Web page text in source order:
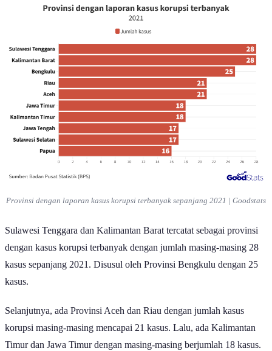
Provinsi dengan laporan kasus korupsi terbanyak sepanjang 2021 | Goodstats
Sulawesi Tenggara dan Kalimantan Barat tercatat sebagai provinsi
dengan kasus korupsi terbanyak dengan jumlah masing-masing 28
kasus sepanjang 2021. Disusul oleh Provinsi Bengkulu dengan 25
kasus.
Selanjutnya, ada Provinsi Aceh dan Riau dengan jumlah kasus
korupsi masing-masing mencapai 21 kasus. Lalu, ada Kalimantan
Timur dan Jawa Timur dengan masing-masing berjumlah 18 kasus.